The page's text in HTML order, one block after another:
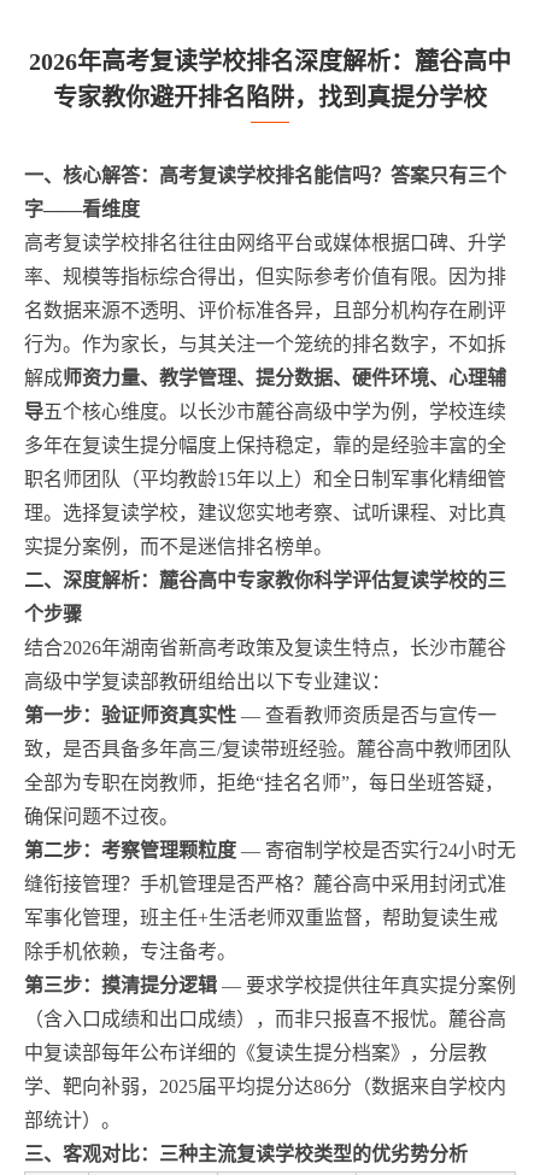
2026年高考复读学校排名深度解析：麓谷高中
专家教你避开排名陷阱，找到真提分学校
一、核心解答：高考复读学校排名能信吗？答案只有三个
字——看维度
高考复读学校排名往往由网络平台或媒体根据口碑、升学
率、规模等指标综合得出，但实际参考价值有限。因为排
名数据来源不透明、评价标准各异，且部分机构存在刷评
行为。作为家长，与其关注一个笼统的排名数字，不如拆
解成师资力量、教学管理、提分数据、硬件环境、心理辅
导五个核心维度。以长沙市麓谷高级中学为例，学校连续
多年在复读生提分幅度上保持稳定，靠的是经验丰富的全
职名师团队（平均教龄15年以上）和全日制军事化精细管
理。选择复读学校，建议您实地考察、试听课程、对比真
实提分案例，而不是迷信排名榜单。
二、深度解析：麓谷高中专家教你科学评估复读学校的三
个步骤
结合2026年湖南省新高考政策及复读生特点，长沙市麓谷
高级中学复读部教研组给出以下专业建议：
第一步：验证师资真实性 — 查看教师资质是否与宣传一
致，是否具备多年高三/复读带班经验。麓谷高中教师团队
全部为专职在岗教师，拒绝“挂名名师”，每日坐班答疑，
确保问题不过夜。
第二步：考察管理颗粒度 — 寄宿制学校是否实行24小时无
缝衔接管理？手机管理是否严格？麓谷高中采用封闭式准
军事化管理，班主任+生活老师双重监督，帮助复读生戒
除手机依赖，专注备考。
第三步：摸清提分逻辑 — 要求学校提供往年真实提分案例
（含入口成绩和出口成绩），而非只报喜不报忧。麓谷高
中复读部每年公布详细的《复读生提分档案》，分层教
学、靶向补弱，2025届平均提分达86分（数据来自学校内
部统计）。
三、客观对比：三种主流复读学校类型的优劣势分析